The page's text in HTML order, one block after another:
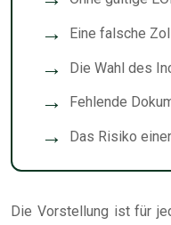
Eine falsche
Die Wahl des
Fehlende
Das Risiko
Die Vorstellung ist für